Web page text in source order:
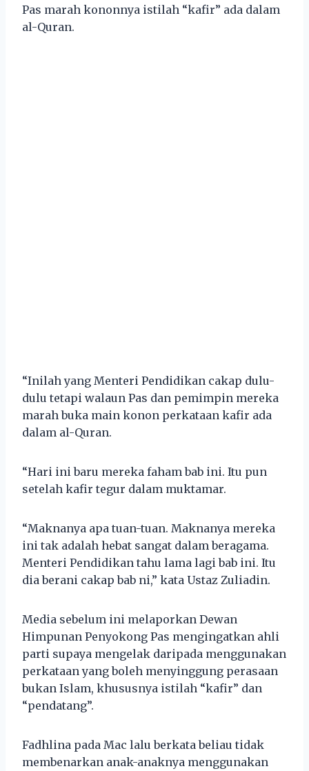
Pas marah kononnya istilah “kafir” ada dalam
al-Quran.
“Inilah yang Menteri Pendidikan cakap dulu-
dulu tetapi walaun Pas dan pemimpin mereka
marah buka main konon perkataan kafir ada
dalam al-Quran.
“Hari ini baru mereka faham bab ini. Itu pun
setelah kafir tegur dalam muktamar.
“Maknanya apa tuan-tuan. Maknanya mereka
ini tak adalah hebat sangat dalam beragama.
Menteri Pendidikan tahu lama lagi bab ini. Itu
dia berani cakap bab ni,” kata Ustaz Zuliadin.
Media sebelum ini melaporkan Dewan
Himpunan Penyokong Pas mengingatkan ahli
parti supaya mengelak daripada menggunakan
perkataan yang boleh menyinggung perasaan
bukan Islam, khususnya istilah “kafir” dan
“pendatang”.
Fadhlina pada Mac lalu berkata beliau tidak
membenarkan anak-anaknya menggunakan